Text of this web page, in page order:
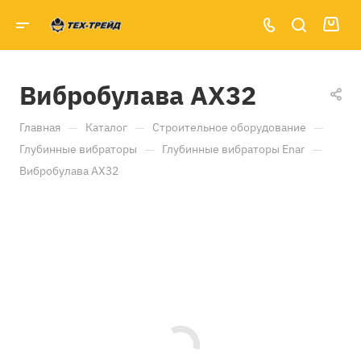
Вибробулава AX32
Главная — Каталог — Строительное оборудование —
Глубинные вибраторы — Глубинные вибраторы Enar —
Вибробулава AX32